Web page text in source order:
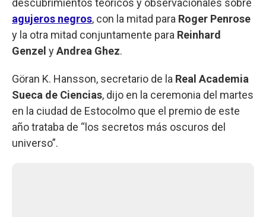
descubrimientos teóricos y observacionales sobre
agujeros negros, con la mitad para Roger Penrose
y la otra mitad conjuntamente para Reinhard
Genzel yAndrea Ghez.
Göran K. Hansson, secretario de la Real Academia
Sueca de Ciencias, dijo en la ceremonia del martes
en la ciudad de Estocolmo que el premio de este
año trataba de “los secretos más oscuros del
universo”.